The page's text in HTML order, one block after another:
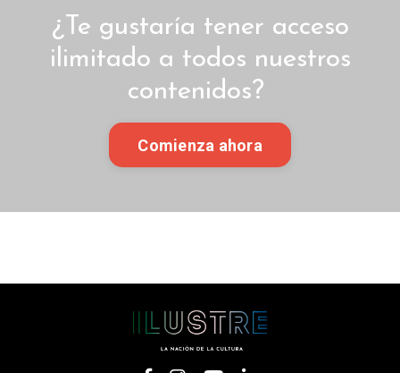
¿Te gustaría tener acceso
ilimitado a todos nuestros
contenidos?
Comienza ahora